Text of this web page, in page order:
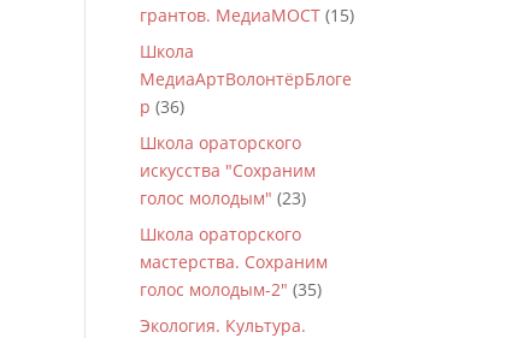
грантов. МедиаМОСТ (15)
Школа
МедиаАртВолонтёрБлоге
р (36)
Школа ораторского
искусства "Сохраним
голос молодым" (23)
Школа ораторского
мастерства. Сохраним
голос молодым-2" (35)
Экология. Культура.